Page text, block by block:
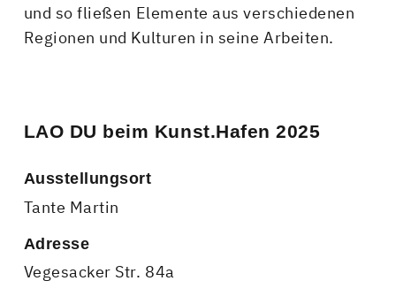
und so fließen Elemente aus verschiedenen
Regionen und Kulturen in seine Arbeiten.
LAO DU beim Kunst.Hafen 2025
Ausstellungsort
Tante Martin
Adresse
Vegesacker Str. 84a